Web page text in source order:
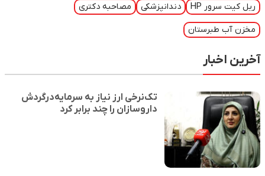
ریل کیت سرور HP دندانپزشکی مصاحبه دکتری
مخزن آب طبرستان
آخرین اخبار
تک‌نرخی ارز نیاز به سرمایه‌درگردش
داروسازان را چند برابر کرد